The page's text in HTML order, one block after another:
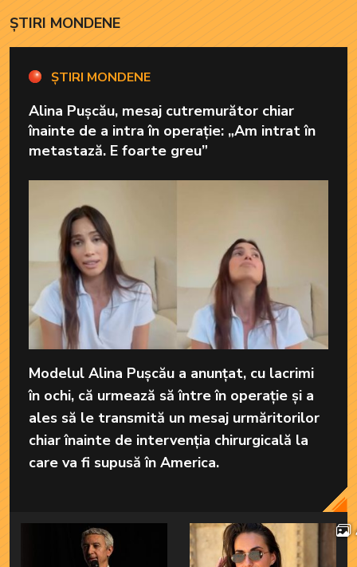
ȘTIRI MONDENE
ȘTIRI MONDENE
Alina Pușcău, mesaj cutremurător chiar
înainte de a intra în operație: „Am intrat în
metastază. E foarte greu”
Modelul Alina Pușcău a anunțat, cu lacrimi
în ochi, că urmează să între în operație și a
ales să le transmită un mesaj urmăritorilor
chiar înainte de intervenția chirurgicală la
care va fi supusă în America.